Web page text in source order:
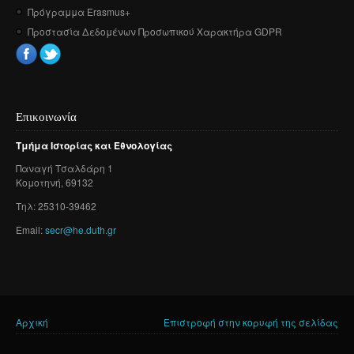
Πρόγραμμα Erasmus+
Προστασία Δεδομένων Προσωπικού Χαρακτήρα GDPR
Επικοινωνία
ΤμήμαΙστορίαςκαι Εθνολογίας
Παναγή Τσαλδάρη 1
Κομοτηνή, 69132
Τηλ: 25310-39462
Email:secr@he.duth.gr
Είστε εδώ
Αρχική Επιστροφή στην κορυφή της σελίδας